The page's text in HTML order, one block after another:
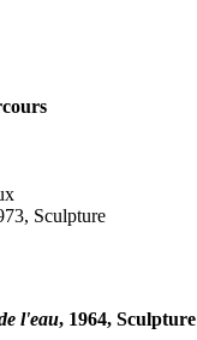
Sculpture
l'eau, 1964, Sculpture